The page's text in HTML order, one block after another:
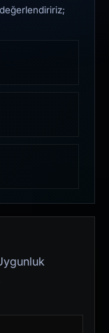
değerlendiririz;